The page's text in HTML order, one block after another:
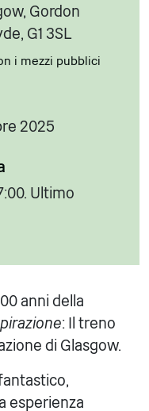
Gordon
G1 3SL
i mezzi pubblici
2025
Ultimo
anni della
: Il treno
di Glasgow.
esperienza